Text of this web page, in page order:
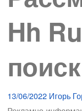
Hh
поиск
13/06/2022 Игорь